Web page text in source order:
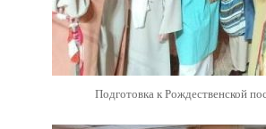
Подготовка к Рождественской